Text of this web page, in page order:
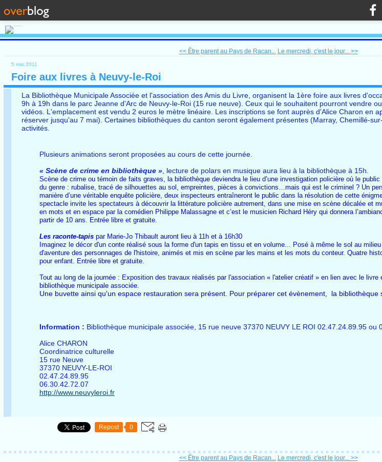
<< Être parent au Pays de Racan... Le mercredi, c'est le jour... >>
5 mai 2011
Foire aux livres à Neuvy-le-Roi
La Bibliothèque Municipale Associée et l'association des Amis du Livre, organisent la 1ère foire aux livres
9h à 19h dans le parc Jeanne d'Arc de Neuvy-le-Roi (15 rue neuve). Ceux qui le souhaitent pourront vendre
vidéos. L'emplacement est vendu 2 euros le mètre linéaire. Les inscriptions se font auprès d'Alice Charon en
réserver jusqu'au 7 mai). Certaines bibliothèques du canton seront également présentes (Marray, Chemillé-
activités.
Plusieurs animations seront proposées au cours de cette journée.
« Scène de crime en bibliothèque », lecture de polars en musique aura lieu à la bibliothèque à 15h.
Scène de crime ou témoin de faits graves, la bibliothèque deviendra le lieu d’une investigation policière où le
du genre : rubalise, tracé de silhouettes au sol, empreintes, pièces à convictions…mais qui est le criminel ? Un
manière d’une véritable enquête policière, deux inspecteurs entraîneront le public dans la résolution de cette
spectacle invite les spectateurs à découvrir la littérature policière autrement, dans une mise en scène décalée et
en mots et en espace par la comédien Philippe Malassagne et c’est le musicien Richard Héry qui donnera
partir de 10 ans. Entrée libre et gratuite.
Les raconte-tapispar Marie-Jo Thibault auront lieu à 11h et à 16h30
Imaginez le décor d'un conte réalisé sous la forme d'un tapis en tissu et en volume... Posé à même le sol au
d'aventure des personnages de l'histoire, animés et mis en scène par les mains et les mots du conteur. Quatre
pour enfant. Entrée libre et gratuite.
Tout au long de la journée : Exposition des travaux réalisés par l'association « l'atelier créatif » en lien avec le
bibliothèque municipale associée.
Une buvette ainsi qu'un espace restauration sera présent. Pour préparer cet évènement, la bibliothèque
Information : Bibliothèque municipale associée, 15 rue neuve 37370 NEUVY LE ROI 02.47.24.89.95 ou
Alice CHARON
Coordinatrice culturelle
15 rue Neuve
37370 NEUVY-LE-ROI
02.47.24.89.95
06.30.42.72.07
http://www.neuvyleroi.fr
Repost 0
<< Être parent au Pays de Racan... Le mercredi, c'est le jour... >>